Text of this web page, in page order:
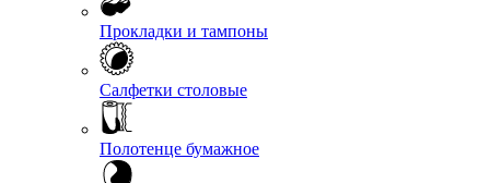
Прокладки и тампоны
Салфетки столовые
Полотенце бумажное